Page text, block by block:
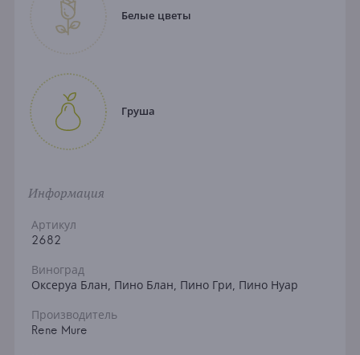
Белые цветы
Груша
Информация
Артикул
2682
Виноград
Оксеруа Блан, Пино Блан, Пино Гри, Пино Нуар
Производитель
Rene Mure